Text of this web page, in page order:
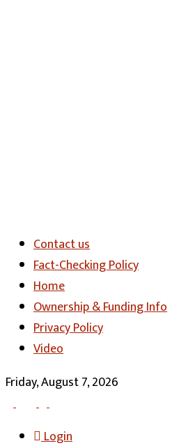
Contact us
Fact-Checking Policy
Home
Ownership & Funding Info
Privacy Policy
Video
Friday, August 7, 2026
Login